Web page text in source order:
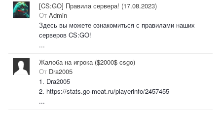
[CS:GO] Правила сервера! (17.08.2023)
От Admin
Здесь вы можете ознакомиться с правилами наших
серверов CS:GO!
...
Жалоба на игрока ($2000$ csgo)
От Dra2005
1. Dra2005
2. https://stats.go-meat.ru/playerinfo/2457455
...